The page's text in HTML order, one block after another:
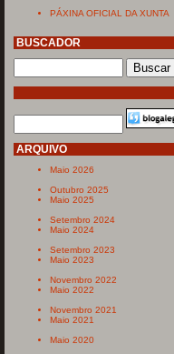
PÁXINA OFICIAL DA XUNTA
BUSCADOR
ARQUIVO
Maio 2026
Outubro 2025
Maio 2025
Setembro 2024
Maio 2024
Setembro 2023
Maio 2023
Novembro 2022
Maio 2022
Novembro 2021
Maio 2021
Maio 2020